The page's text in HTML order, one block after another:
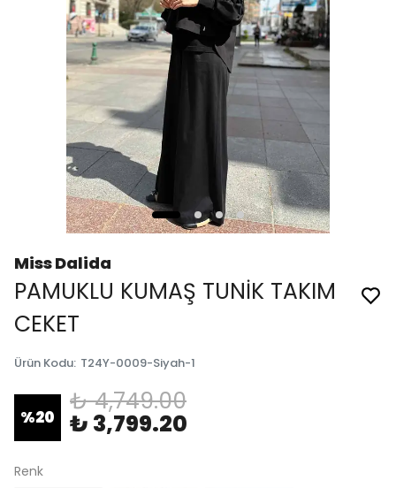
Miss Dalida
PAMUKLU KUMAŞ TUNİK TAKIM
CEKET
Ürün Kodu: T24Y-0009-Siyah-1
%20
₺ 4,749.00
₺ 3,799.20
Renk